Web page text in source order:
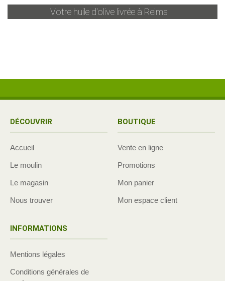
Votre huile d'olive livrée à Reims
DÉCOUVRIR
Accueil
Le moulin
Le magasin
Nous trouver
BOUTIQUE
Vente en ligne
Promotions
Mon panier
Mon espace client
INFORMATIONS
Mentions légales
Conditions générales de